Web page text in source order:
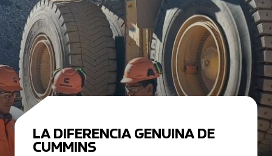
LA DIFERENCIA GENUINA DE
CUMMINS